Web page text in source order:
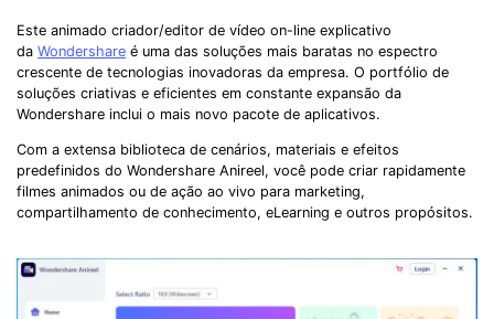
Este animado criador/editor de vídeo on-line explicativo
da Wondershare é uma das soluções mais baratas no espectro
crescente de tecnologias inovadoras da empresa. O portfólio de
soluções criativas e eficientes em constante expansão da
Wondershare inclui o mais novo pacote de aplicativos.
Com a extensa biblioteca de cenários, materiais e efeitos
predefinidos do Wondershare Anireel, você pode criar rapidamente
filmes animados ou de ação ao vivo para marketing,
compartilhamento de conhecimento, eLearning e outros propósitos.